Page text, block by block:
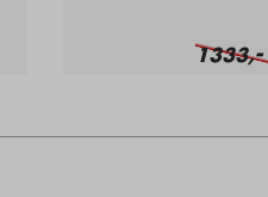
1333,-